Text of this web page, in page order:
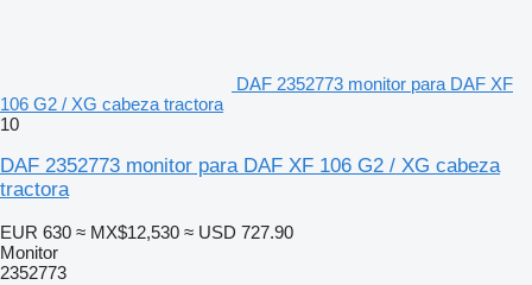
DAF 2352773 monitor para DAF XF
106 G2 / XG cabeza tractora
10
DAF 2352773 monitor para DAF XF 106 G2 / XG cabeza
tractora
EUR 630 ≈ MX$12,530 ≈ USD 727.90
Monitor
2352773